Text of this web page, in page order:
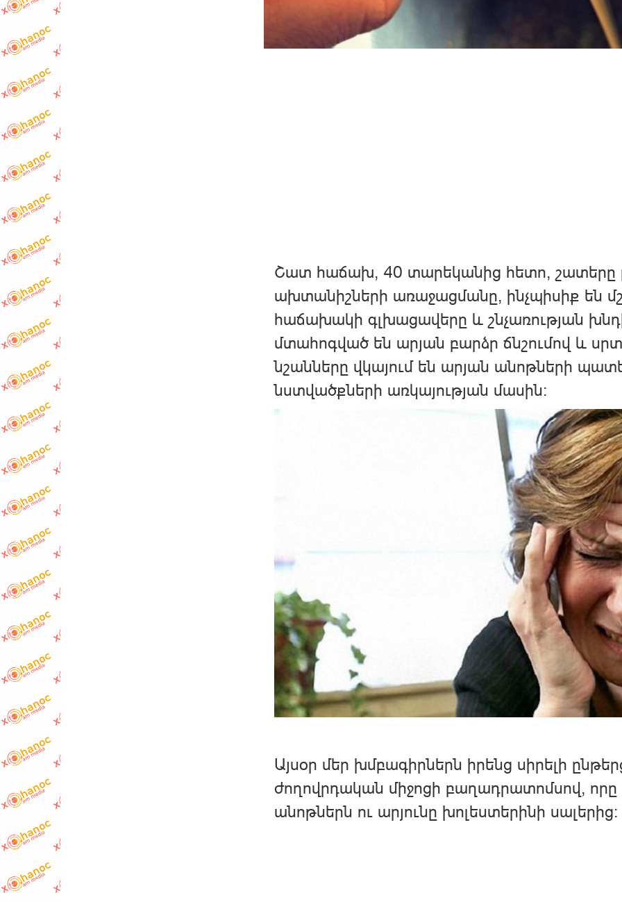
Շատ հաճախ, 40 տարեկանից հետո, շատերը
ախտանիշների առաջացմանը, ինչպիսիք են
հաճախակի գլխացավերը և շնչառության
մտահոգված են արյան բարձր ճնշումով և
նշանները վկայում են արյան անոթների
նստվածքների առկայության մասին:
Այսօր մեր խմբագիրներն իրենց սիրելի
ժողովրդական միջոցի բաղադրատոմսով, որը
անոթներն ու արյունը խոլեստերինի սալերից: